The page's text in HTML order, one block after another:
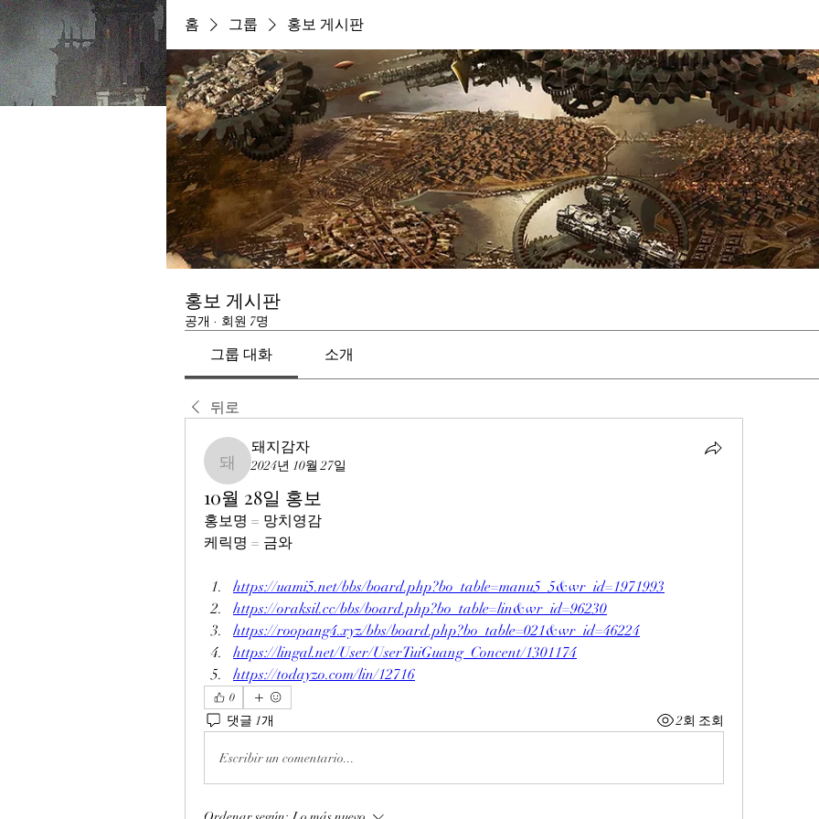
홈 그룹 홍보 게시판
홍보 게시판
공개 · 회원 7명
그룹 대화 소개
뒤로
돼지감자
돼지감자
2024년 10월 27일
10월 28일 홍보
홍보명 = 망치영감
케릭명 = 금와
https://uami5.net/bbs/board.php?bo_table=manu5_5&wr_id=1971993
https://oraksil.cc/bbs/board.php?bo_table=lin&wr_id=96230
https://roopang4.xyz/bbs/board.php?bo_table=021&wr_id=46224
https://lingal.net/User/UserTuiGuang_Concent/1301174
https://todayzo.com/lin/12716
0
댓글 1개 2회 조회
Escribir un comentario...